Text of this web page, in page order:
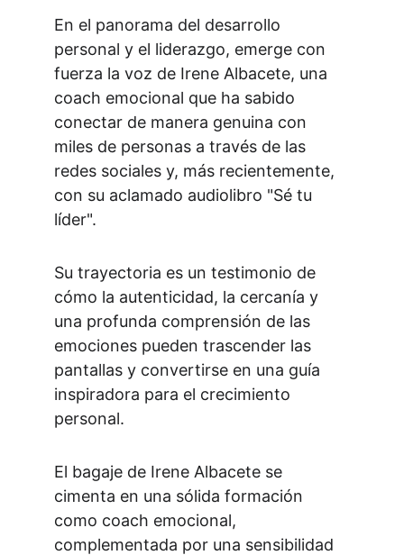
En el panorama del desarrollo
personal y el liderazgo, emerge con
fuerza la voz de Irene Albacete, una
coach emocional que ha sabido
conectar de manera genuina con
miles de personas a través de las
redes sociales y, más recientemente,
con su aclamado audiolibro "Sé tu
líder".
Su trayectoria es un testimonio de
cómo la autenticidad, la cercanía y
una profunda comprensión de las
emociones pueden trascender las
pantallas y convertirse en una guía
inspiradora para el crecimiento
personal.
El bagaje de Irene Albacete se
cimenta en una sólida formación
como coach emocional,
complementada por una sensibilidad